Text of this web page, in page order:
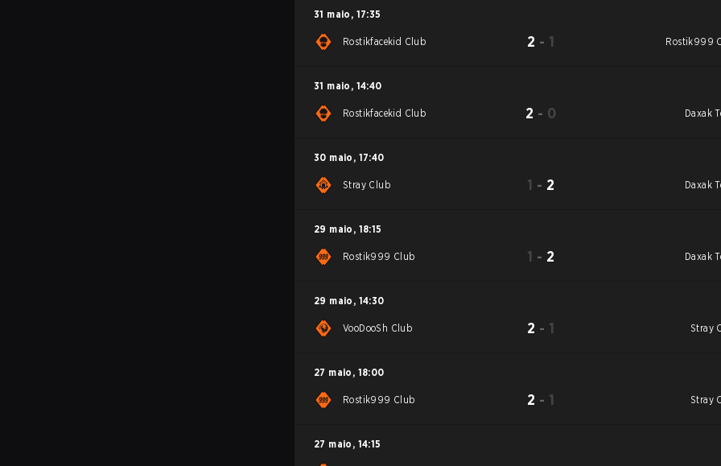
31 maio , 17:35
Rostikfacekid Club 2 - 1 Rostik999
31 maio , 14:40
Rostikfacekid Club 2 - 0 Daxak
30 maio , 17:40
Stray Club 1 - 2 Daxak
29 maio , 18:15
Rostik999 Club 1 - 2 Daxak
29 maio , 14:30
VooDooSh Club 2 - 1 Stray
27 maio , 18:00
Rostik999 Club 2 - 1 Stray
27 maio , 14:15